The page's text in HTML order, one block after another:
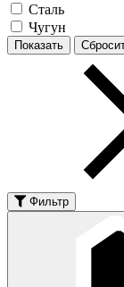
Сталь
Чугун
Фильтр